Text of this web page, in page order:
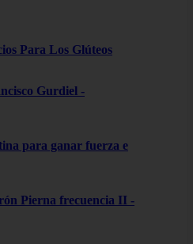
Para Los Glúteos
Gurdiel -
para ganar fuerza e
Pierna frecuencia II -